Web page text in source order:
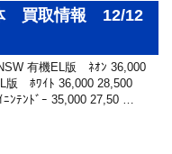
買取情報 12/12
有機EL版 ﾈｵﾝ 36,000
版 ﾎﾜｲﾄ 36,000 28,500
ﾝﾃﾝﾄﾞｰ 35,000 27,50 …